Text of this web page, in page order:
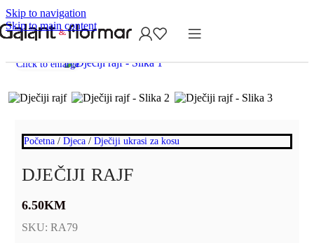
Skip to navigation
Skip to main content
Click to enlarge
Početna / Djeca / Dječiji ukrasi za kosu
DJEČIJI RAJF
6.50KM
SKU: RA79